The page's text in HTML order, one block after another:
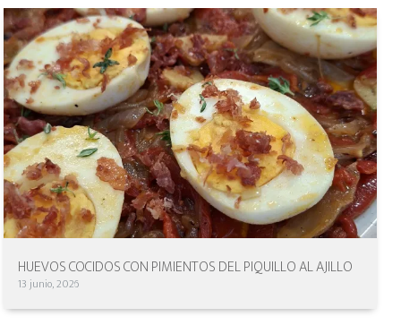
HUEVOS COCIDOS CON PIMIENTOS DEL PIQUILLO AL AJILLO
13 junio, 2026